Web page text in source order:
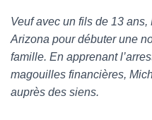
Veuf avec un fils de 13
Arizona pour débuter une
famille. En apprenant
magouilles financières,
auprès des siens.